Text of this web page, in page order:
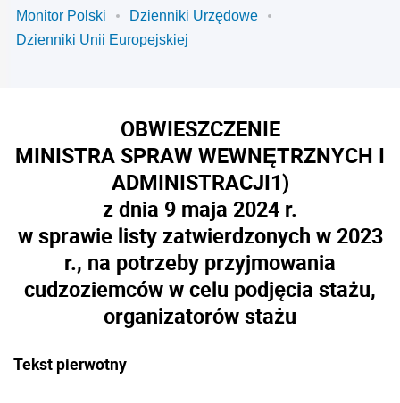
Monitor Polski
Dzienniki Urzędowe
Dzienniki Unii Europejskiej
OBWIESZCZENIE
MINISTRA SPRAW WEWNĘTRZNYCH I
ADMINISTRACJI1)
z dnia 9 maja 2024 r.
w sprawie listy zatwierdzonych w 2023
r., na potrzeby przyjmowania
cudzoziemcówwcelu podjęcia stażu,
organizatorów stażu
Tekst pierwotny